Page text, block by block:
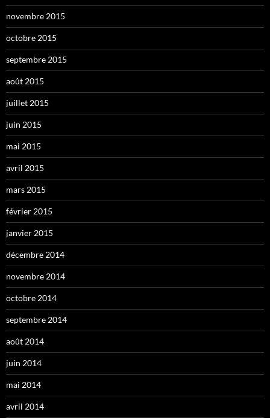
novembre 2015
octobre 2015
septembre 2015
août 2015
juillet 2015
juin 2015
mai 2015
avril 2015
mars 2015
février 2015
janvier 2015
décembre 2014
novembre 2014
octobre 2014
septembre 2014
août 2014
juin 2014
mai 2014
avril 2014